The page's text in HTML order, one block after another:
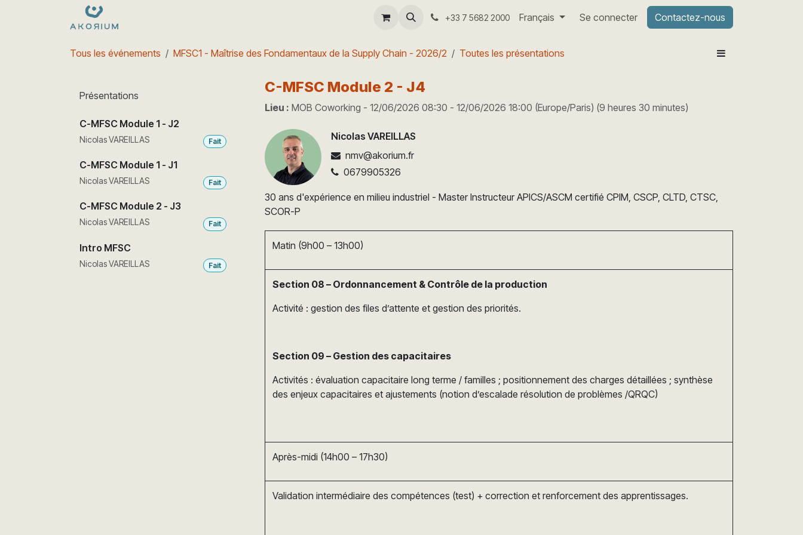
Se rendre au contenu
Aide +33 7 5682 2000 Français Se connecter Contactez-nous
Tous les événements MFSC1 - Maîtrise des Fondamentaux de la Supply Chain - 2026/2 Toutes les présentations
Présentations
C-MFSC Module 1 - J2
Nicolas VAREILLAS Fait
C-MFSC Module 1 - J1
Nicolas VAREILLAS Fait
C-MFSC Module 2 - J3
Nicolas VAREILLAS Fait
Intro MFSC
Nicolas VAREILLAS Fait
C-MFSC Module 2 - J4
Lieu : MOB Coworking - 12/06/2026 08:30 - 12/06/2026 18:00 (Europe/Paris) (9 heures 30 minutes)
Nicolas VAREILLAS
nmv@akorium.fr
0679905326
30 ans d'expérience en milieu industriel - Master Instructeur APICS/ASCM certifié CPIM, CSCP, CLTD, CTSC,
SCOR-P
Matin (9h00 – 13h00)
Section 08 – Ordonnancement & Contrôle de la production
Activité : gestion des files d’attente et gestion des priorités.
Section 09 – Gestion des capacitaires
Activités : évaluation capacitaire long terme / familles ; positionnement des charges détaillées ; synthèse
des enjeux capacitaires et ajustements (notion d’escalade résolution de problèmes /QRQC)
Après-midi (14h00 – 17h30)
Validation intermédiaire des compétences (test) + correction et renforcement des apprentissages.